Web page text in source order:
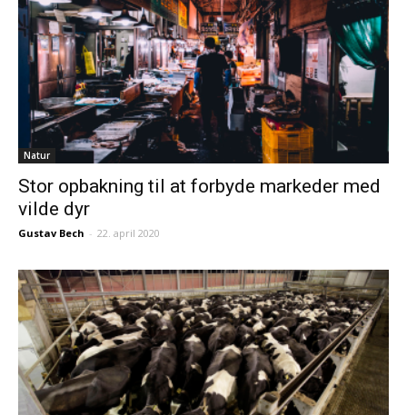
Natur
Stor opbakning til at forbyde markeder med
vilde dyr
Gustav Bech - 22. april 2020